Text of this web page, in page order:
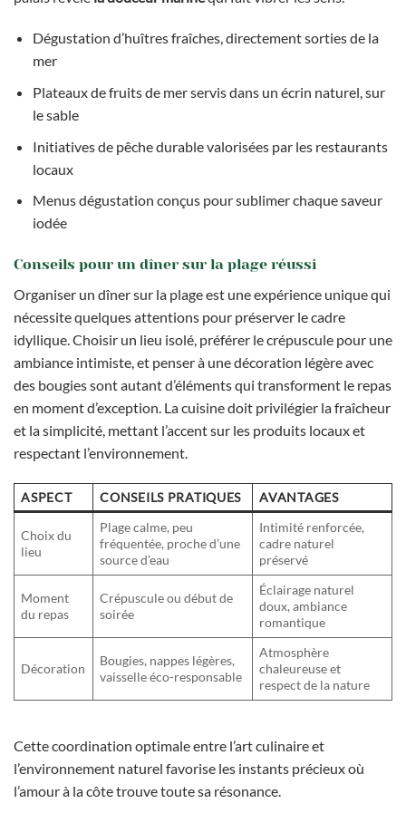
Dégustation d’huîtres fraîches, directement sorties de la
mer
Plateaux de fruits de mer servis dans un écrin naturel, sur
le sable
Initiatives de pêche durable valorisées par les restaurants
locaux
Menus dégustation conçus pour sublimer chaque saveur
iodée
Conseils pour un dîner sur la plage réussi
Organiser un dîner sur la plage est une expérience unique qui
nécessite quelques attentions pour préserver le cadre
idyllique. Choisir un lieu isolé, préférer le crépuscule pour une
ambiance intimiste, et penser à une décoration légère avec
des bougies sont autant d’éléments qui transforment le repas
en moment d’exception. La cuisine doit privilégier la fraîcheur
et la simplicité, mettant l’accent sur les produits locaux et
respectant l’environnement.
ASPECT CONSEILS PRATIQUES AVANTAGES
Choix du
lieu
Plage calme, peu
fréquentée, proche d’une
source d’eau
Intimité renforcée,
cadre naturel
préservé
Moment
du repas
Crépuscule ou début de
soirée
Éclairage naturel
doux, ambiance
romantique
Décoration
Bougies, nappes légères,
vaisselle éco-responsable
Atmosphère
chaleureuse et
respect de la nature
Cette coordination optimale entre l’art culinaire et
l’environnement naturel favorise les instants précieux où
l’amour à la côte trouve toute sa résonance.